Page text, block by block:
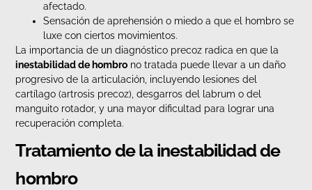
afectado.
Sensación de aprehensión o miedo a que el hombro se
luxe con ciertos movimientos.
La importancia de un diagnóstico precoz radica en que la
inestabilidad de hombro no tratada puede llevar a un daño
progresivo de la articulación, incluyendo lesiones del
cartílago (artrosis precoz), desgarros del labrum o del
manguito rotador, y una mayor dificultad para lograr una
recuperación completa.
Tratamiento de la inestabilidad de
hombro